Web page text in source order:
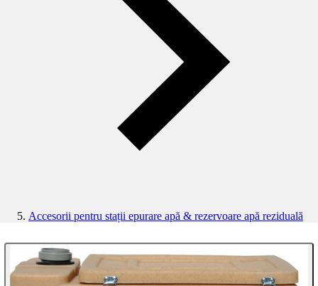
Accesorii pentru stații epurare apă & rezervoare apă reziduală